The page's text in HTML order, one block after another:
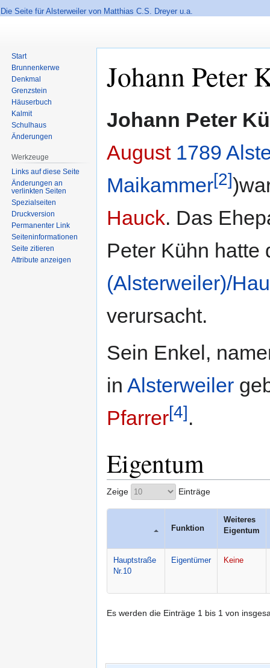
Die Seite für Alsterweiler von Matthias C.S. Dreyer u.a.
Johann Peter
Navigation
Suche
Johann Peter
August 1789
Maikammer[2]
Hauck. Das
Peter Kühn hatte
(Alsterweiler)/
verursacht.
Sein Enkel,
in Alsterweiler
Pfarrer[4].
Eigentum
Zeige Einträge
Funktion
Weiteres
Eigentum
Hauptstraße
Nr.10
Eigentümer Keine
Es werden die Einträge 1 bis 1 von
Start
Brunnenkerwe
Denkmal
Grenzstein
Häuserbuch
Kalmit
Schulhaus
Änderungen
Werkzeuge
Links auf diese Seite
Änderungen an
verlinkten Seiten
Spezialseiten
Druckversion
Permanenter Link
Seiten­informationen
Seite zitieren
Attribute anzeigen